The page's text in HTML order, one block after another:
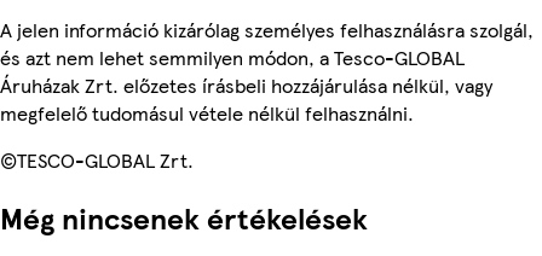
A jelen információ kizárólag személyes felhasználásra szolgál,
és azt nem lehet semmilyen módon, a Tesco-GLOBAL
Áruházak Zrt. előzetes írásbeli hozzájárulása nélkül, vagy
megfelelő tudomásul vétele nélkül felhasználni.
©TESCO-GLOBAL Zrt.
Még nincsenek értékelések